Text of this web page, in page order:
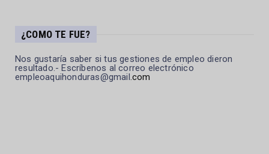
¿COMO TE FUE?
Nos gustaría saber si tus gestiones de empleo dieron
resultado.- Escríbenos al correo electrónico
empleoaquihonduras@gmail.com